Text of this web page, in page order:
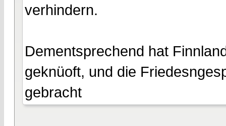
verhindern.
Dementsprechend hat
geknüoft, und die
gebracht